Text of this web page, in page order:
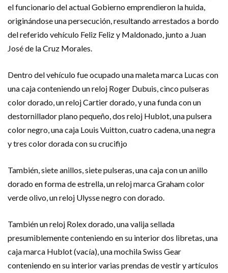
el funcionario del actual Gobierno emprendieron la huida,
originándose una persecución, resultando arrestados a bordo
del referido vehículo Feliz Feliz y Maldonado, junto a Juan
José de la Cruz Morales.
Dentro del vehículo fue ocupado una maleta marca Lucas con
una caja conteniendo un reloj Roger Dubuis, cinco pulseras
color dorado, un reloj Cartier dorado, y una funda con un
destornillador plano pequeño, dos reloj Hublot, una pulsera
color negro, una caja Louis Vuitton, cuatro cadena, una negra
y tres color dorada con su crucifijo
También, siete anillos, siete pulseras, una caja con un anillo
dorado en forma de estrella, un reloj marca Graham color
verde olivo, un reloj Ulysse negro con dorado.
También un reloj Rolex dorado, una valija sellada
presumiblemente conteniendo en su interior dos libretas, una
caja marca Hublot (vacía), una mochila Swiss Gear
conteniendo en su interior varias prendas de vestir y artículos